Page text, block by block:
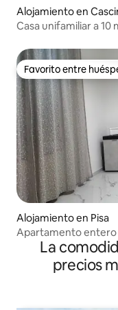
Alojamiento en
Casa unifamiliar a 10
Favorito entre
Favorito entre
Alojamiento en Pisa
Apartamento entero
La
precios